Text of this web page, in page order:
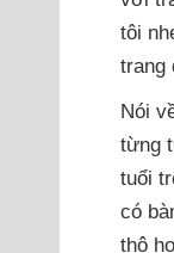
tôi
trang
Nói
từng
tuổi
có
thô